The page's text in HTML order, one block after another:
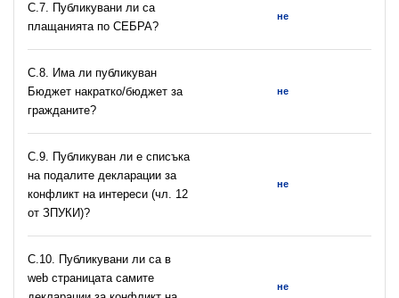
С.7. Публикувани ли са
плащанията по СЕБРА?
не
С.8. Има ли публикуван
Бюджет накратко/бюджет за
гражданите?
не
C.9. Публикуван ли е списъка
на подалите декларации за
конфликт на интереси (чл. 12
от ЗПУКИ)?
не
C.10. Публикувани ли са в
web страницата самите
не